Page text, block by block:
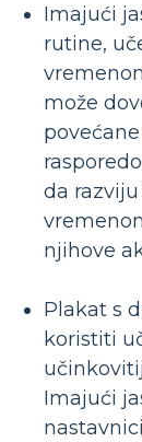
Imajući
rutine,
može
da
njihove
Plakat s
koristiti
Imajući